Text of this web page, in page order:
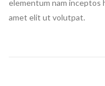
elementum nam inceptos
amet elit ut volutpat.